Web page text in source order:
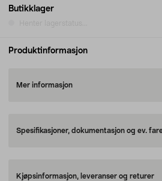
Butikklager
Produktinformasjon
Mer informasjon
Spesifikasjoner, dokumentasjon og ev.
Kjøpsinformasjon, leveranser og returer